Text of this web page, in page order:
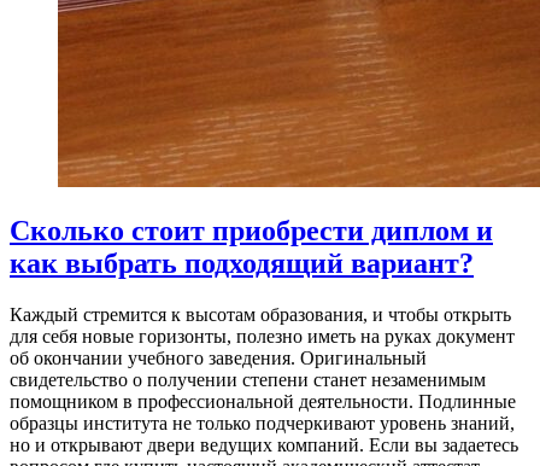
Сколько стоит приобрести диплом и
как выбрать подходящий вариант?
Каждый стремится к высотам образования, и чтобы открыть
для себя новые горизонты, полезно иметь на руках документ
об окончании учебного заведения. Оригинальный
свидетельство о получении степени станет незаменимым
помощником в профессиональной деятельности. Подлинные
образцы института не только подчеркивают уровень знаний,
но и открывают двери ведущих компаний. Если вы задаетесь